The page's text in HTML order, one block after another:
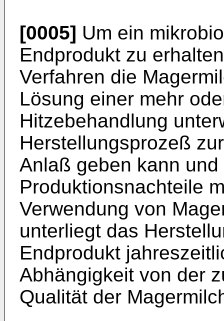
[0005] Um ein
Endprodukt zu
Verfahren die
Lösung einer mehr
Hitzebehandlung
Herstellungsprozeß
Anlaß geben kann
Produktionsnachteile
Verwendung von
unterliegt das
Endprodukt
Abhängigkeit von der
Qualität der